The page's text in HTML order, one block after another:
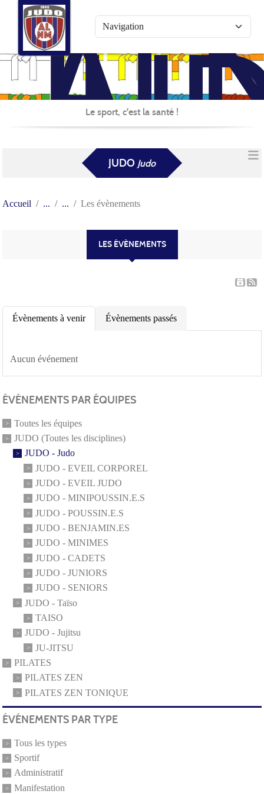
Le sport, c'est la santé !
JUDO Judo
Accueil Les évènements
LES ÉVÈNEMENTS
Évènements à venir Évènements passés
Aucun événement
ÉVÉNEMENTS PAR ÉQUIPES
Toutes les équipes
JUDO (Toutes les disciplines)
JUDO - Judo
JUDO - EVEIL CORPOREL
JUDO - EVEIL JUDO
JUDO - MINIPOUSSIN.E.S
JUDO - POUSSIN.E.S
JUDO - BENJAMIN.ES
JUDO - MINIMES
JUDO - CADETS
JUDO - JUNIORS
JUDO - SENIORS
JUDO - Taïso
TAISO
JUDO - Jujitsu
JU-JITSU
PILATES
PILATES ZEN
PILATES ZEN TONIQUE
ÉVÉNEMENTS PAR TYPE
Tous les types
Sportif
Administratif
Manifestation
Panneau de gestion des cookies